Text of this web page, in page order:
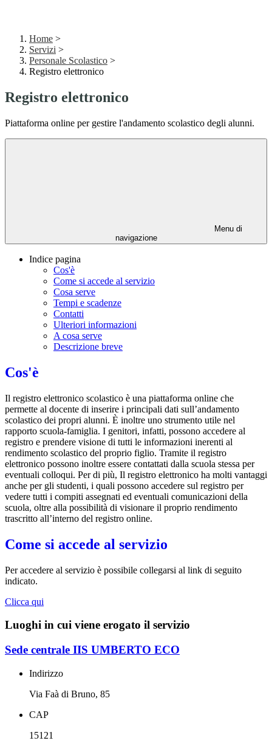
Home >
Servizi >
Personale Scolastico >
Registro elettronico
Registro elettronico
Piattaforma online per gestire l'andamento scolastico degli alunni.
Menu di
navigazione
Indice pagina
Cos'è
Come si accede al servizio
Cosa serve
Tempi e scadenze
Contatti
Ulteriori informazioni
A cosa serve
Descrizione breve
Cos'è
Il registro elettronico scolastico è una piattaforma online che
permette al docente di inserire i principali dati sull’andamento
scolastico dei propri alunni. È inoltre uno strumento utile nel
rapporto scuola-famiglia. I genitori, infatti, possono accedere al
registro e prendere visione di tutti le informazioni inerenti al
rendimento scolastico del proprio figlio. Tramite il registro
elettronico possono inoltre essere contattati dalla scuola stessa per
eventuali colloqui. Per di più, Il registro elettronico ha molti vantaggi
anche per gli studenti, i quali possono accedere sul registro per
vedere tutti i compiti assegnati ed eventuali comunicazioni della
scuola, oltre alla possibilità di visionare il proprio rendimento
trascritto all’interno del registro online.
Come si accede al servizio
Per accedere al servizio è possibile collegarsi al link di seguito
indicato.
Clicca qui
Luoghi in cui viene erogato il servizio
Sede centrale IIS UMBERTO ECO
Indirizzo
Via Faà di Bruno, 85
CAP
15121